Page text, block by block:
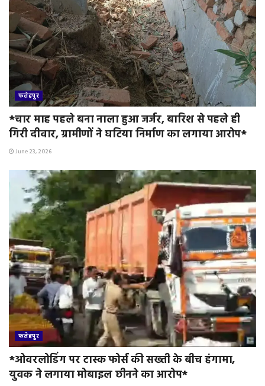
फतेहपुर
*चार माह पहले बना नाला हुआ जर्जर, बारिश से पहले ही
गिरी दीवार, ग्रामीणों ने घटिया निर्माण का लगाया आरोप*
June 23, 2026
फतेहपुर
*ओवरलोडिंग पर टास्क फोर्स की सख्ती के बीच हंगामा,
युवक ने लगाया मोबाइल छीनने का आरोप*